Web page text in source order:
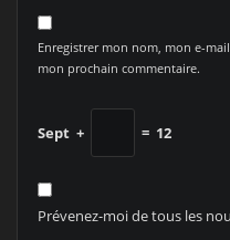
Enregistrer mon nom, mon e-
mon prochain commentaire.
Sept + = 12
Prévenez-moi de tous les